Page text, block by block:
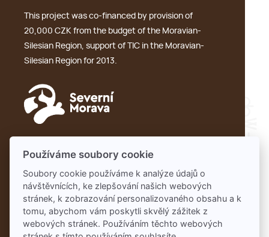
This project was co-financed by provision of
20,000 CZK from the budget of the Moravian-
Silesian Region, support of TIC in the Moravian-
Silesian Region for 2013.
Partners:
Pivobraní
Používáme soubory cookie
Soubory cookie používáme k analýze údajů o
návštěvnících, ke zlepšování našich webových
stránek, k zobrazování personalizovaného obsahu a k
tomu, abychom vám poskytli skvělý zážitek z
webových stránek. Používáním těchto webových